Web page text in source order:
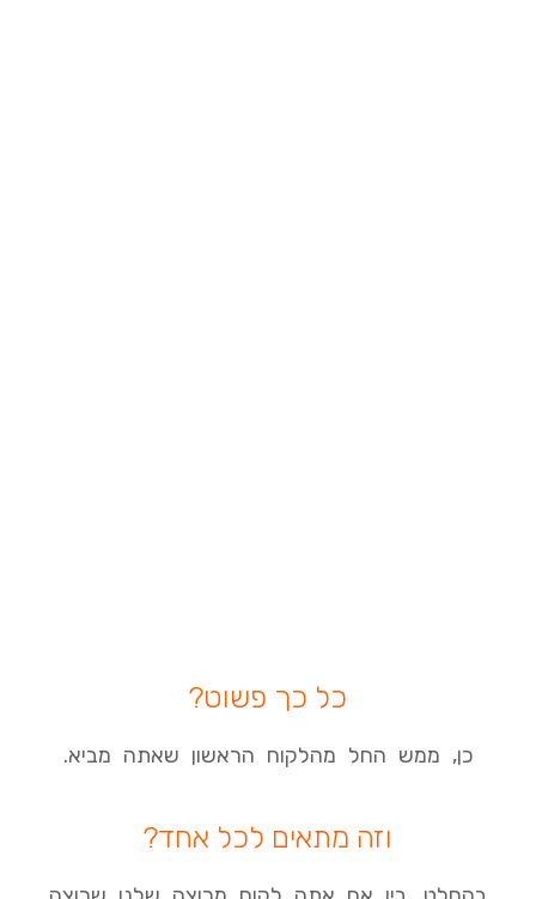
כל כך פשוט?
כן, ממש החל מהלקוח הראשון שאתה מביא.
וזה מתאים לכל אחד?